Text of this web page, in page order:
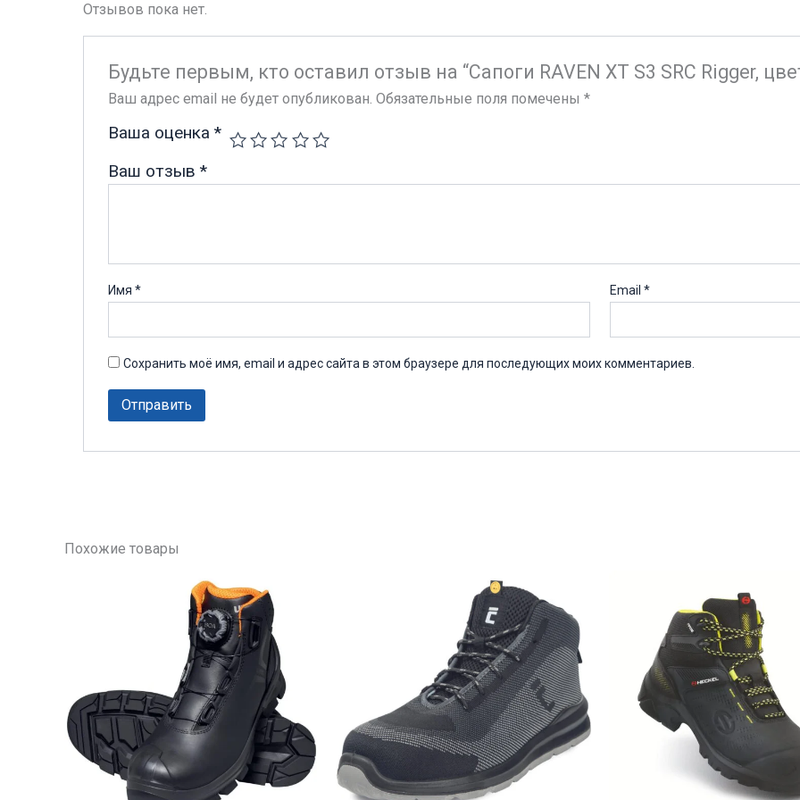
Отзывов пока нет.
Будьте первым, кто оставил отзыв на “Сапоги RAVEN XT S3 SRC Rigger,
Ваш адрес email не будет опубликован. Обязательные поля помечены *
Ваша оценка *
Ваш отзыв *
Имя * Email*
Сохранить моё имя, email и адрес сайта в этом браузере для последующих моих комментариев.
Похожие товары